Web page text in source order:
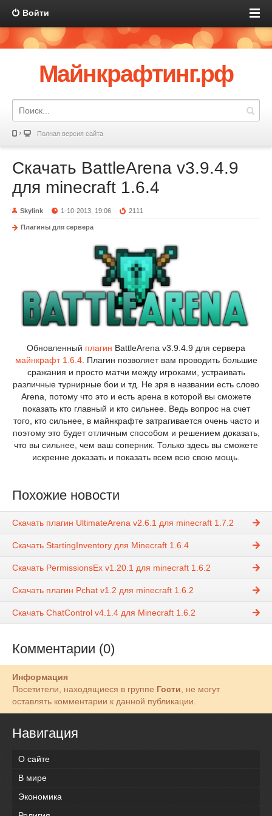
Войти
Майнкрафтинг.рф
Полная версия сайта
Скачать BattleArena v3.9.4.9
для minecraft 1.6.4
Skylink 1-10-2013, 19:06 2111
Плагины для сервера
Обновленный плагин BattleArena v3.9.4.9 для сервера
майнкрафт 1.6.4. Плагин позволяет вам проводить большие
сражания и просто матчи между игроками, устраивать
различные турнирные бои и тд. Не зря в названии есть слово
Arena, потому что это и есть арена в которой вы сможете
показать кто главный и кто сильнее. Ведь вопрос на счет
того, кто сильнее, в майнкрафте затрагивается очень часто и
поэтому это будет отличным способом и решением доказать,
что вы сильнее, чем ваш соперник. Только здесь вы сможете
искренне доказать и показать всем всю свою мощь.
Похожие новости
Скачать плагин UltimateArena v2.6.1 для minecraft 1.7.2
Скачать StartingInventory для Minecraft 1.6.4
Скачать PermissionsEx v1.20.1 для minecraft 1.6.2
Скачать плагин Pchat v1.2 для minecraft 1.6.2
Скачать ChatControl v4.1.4 для Minecraft 1.6.2
Комментарии (0)
Информация
Посетители, находящиеся в группе Гости, не могут
оставлять комментарии к данной публикации.
Навигация
О сайте
В мире
Экономика